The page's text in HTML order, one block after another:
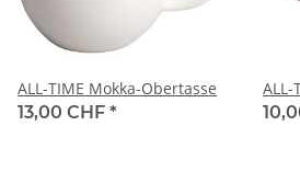
ALL-TIME Mokka-Obertasse
13,00 CHF *
ALL-